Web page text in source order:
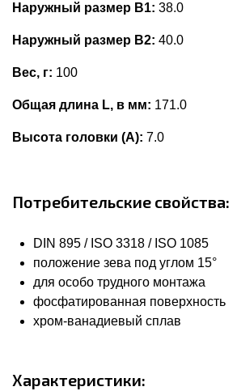
Наружный размер В1: 38.0
Наружный размер В2: 40.0
Вес, г: 100
Общая длина L, в мм: 171.0
Высота головки (А): 7.0
Потребительские свойства:
DIN 895 / ISO 3318 / ISO 1085
положение зева под углом 15°
для особо трудного монтажа
фосфатированная поверхность
хром-ванадиевый сплав
Характеристики: